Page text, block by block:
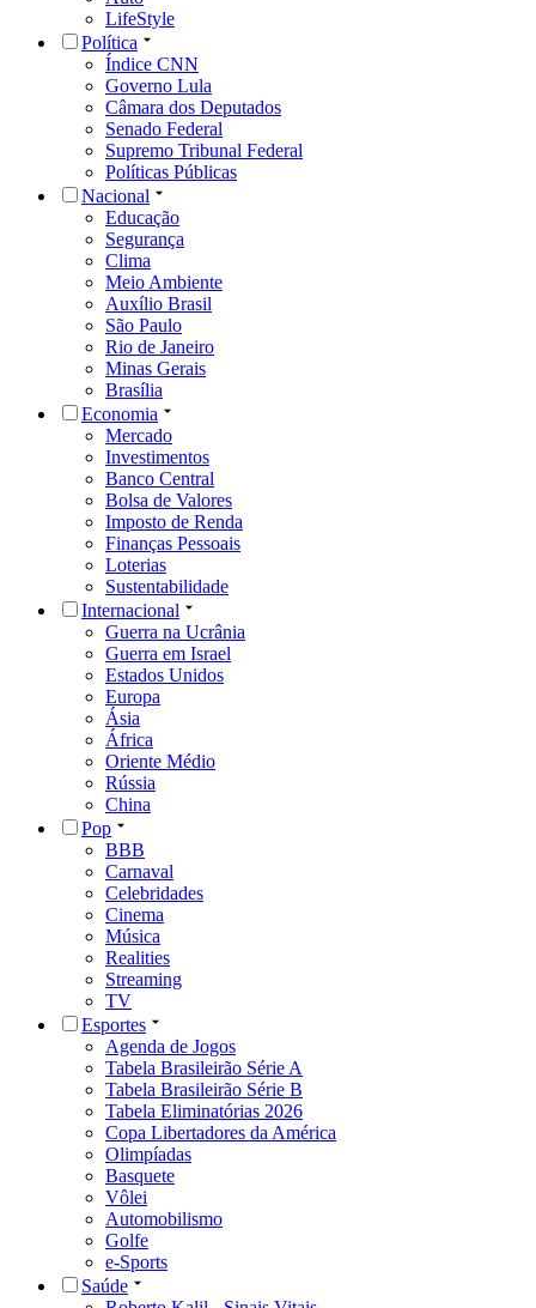
LifeStyle
Política
Índice CNN
Governo Lula
Câmara dos Deputados
Senado Federal
Supremo Tribunal Federal
Políticas Públicas
Nacional
Educação
Segurança
Clima
Meio Ambiente
Auxílio Brasil
São Paulo
Rio de Janeiro
Minas Gerais
Brasília
Economia
Mercado
Investimentos
Banco Central
Bolsa de Valores
Imposto de Renda
Finanças Pessoais
Loterias
Sustentabilidade
Internacional
Guerra na Ucrânia
Guerra em Israel
Estados Unidos
Europa
Ásia
África
Oriente Médio
Rússia
China
Pop
BBB
Carnaval
Celebridades
Cinema
Música
Realities
Streaming
TV
Esportes
Agenda de Jogos
Tabela Brasileirão Série A
Tabela Brasileirão Série B
Tabela Eliminatórias 2026
Copa Libertadores da América
Olimpíadas
Basquete
Vôlei
Automobilismo
Golfe
e-Sports
Saúde